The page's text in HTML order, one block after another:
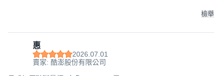
檢舉
惠
2026.07.01
賣家: 酷澎股份有限公司